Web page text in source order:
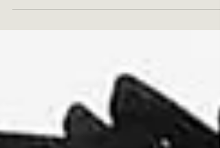
sentido. Acho que essa é a magia...